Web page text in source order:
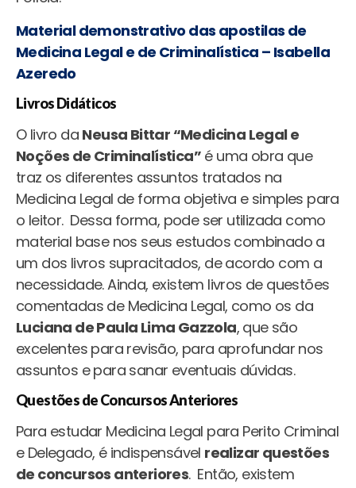
Material demonstrativo das apostilas de
Medicina Legal e de Criminalística – Isabella
Azeredo
Livros Didáticos
O livro da Neusa Bittar “Medicina Legal e
Noções de Criminalística” é uma obra que
traz os diferentes assuntos tratados na
Medicina Legal de forma objetiva e simples para
o leitor. Dessa forma, pode ser utilizada como
material base nos seus estudos combinado a
um dos livros supracitados, de acordo com a
necessidade. Ainda, existem livros de questões
comentadas de Medicina Legal, como os da
Luciana de Paula Lima Gazzola, que são
excelentes para revisão, para aprofundar nos
assuntos e para sanar eventuais dúvidas.
Questões de Concursos Anteriores
Para estudar Medicina Legal para Perito Criminal
e Delegado, é indispensável realizar questões
de concursos anteriores. Então, existem